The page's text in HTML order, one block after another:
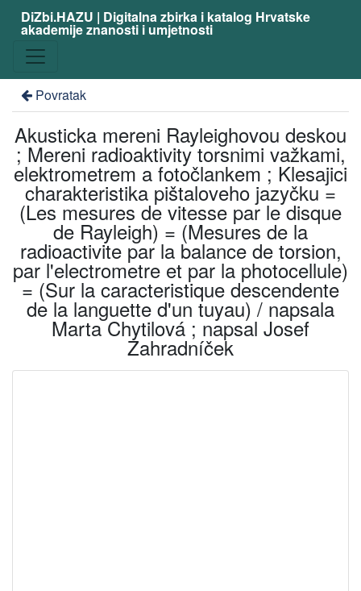
DiZbi.HAZU | Digitalna zbirka i katalog Hrvatske
akademije znanosti i umjetnosti
Povratak
Akusticka mereni Rayleighovou deskou
; Mereni radioaktivity torsnimi važkami,
elektrometrem a fotočlankem ; Klesajici
charakteristika pištaloveho jazyčku =
(Les mesures de vitesse par le disque
de Rayleigh) = (Mesures de la
radioactivite par la balance de torsion,
par l'electrometre et par la photocellule)
= (Sur la caracteristique descendente
de la languette d'un tuyau) / napsala
Marta Chytilová ; napsal Josef
Zahradníček